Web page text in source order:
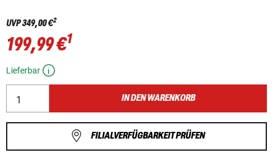
UVP349,00 €2
199,99 €1
Lieferbar
IN DEN WARENKORB
FILIALVERFÜGBARKEIT PRÜFEN